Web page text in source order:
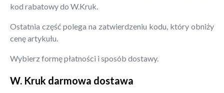
kod rabatowy do W.Kruk.
Ostatnia część polega na zatwierdzeniu kodu, który obniży
cenę artykułu.
Wybierz formę płatności i sposób dostawy.
W. Kruk darmowa dostawa